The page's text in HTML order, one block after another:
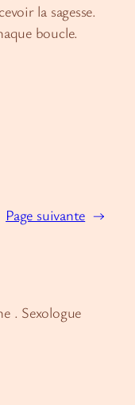
la sagesse.
boucle.
Page suivante →
. Sexologue